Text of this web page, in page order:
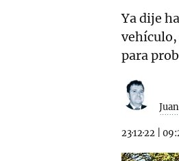
Ya dije
vehículo,
para
23·12·22